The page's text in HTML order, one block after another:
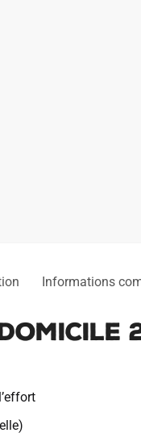
Informations